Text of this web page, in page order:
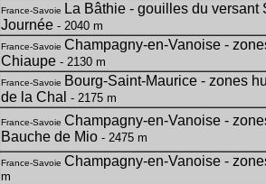
France-Savoie
La Bâthie - gouilles du
Journée - 2040 m
France-Savoie Champagny-en-Vanoise -
Chiaupe - 2130 m
France-Savoie Bourg-Saint-Maurice - zones
de la Chal - 2175 m
France-Savoie Champagny-en-Vanoise -
Bauche de Mio - 2475 m
France-Savoie Champagny-en-Vanoise -
m